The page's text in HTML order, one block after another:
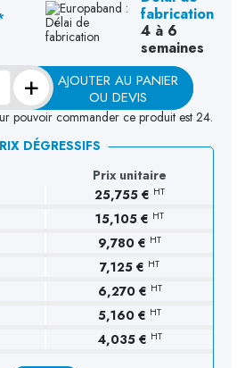
fabrication
4 à 6
semaines
+
AJOUTER AU PANIER
OU DEVIS
pouvoir commander ce produit est 24.
DÉGRESSIFS
Prix unitaire
25,755 € HT
15,105 € HT
9,780 € HT
7,125 € HT
6,270 € HT
5,160 € HT
4,035 € HT